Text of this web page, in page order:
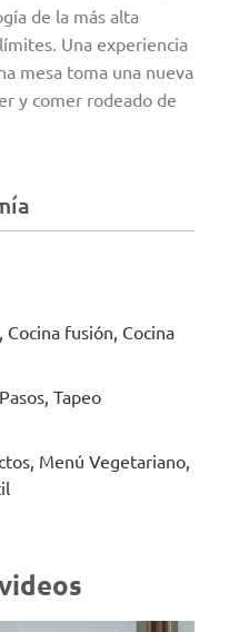
de la más alta
Una experiencia
mesa toma una nueva
y comer rodeado de
fusión, Cocina
Tapeo
Menú Vegetariano,